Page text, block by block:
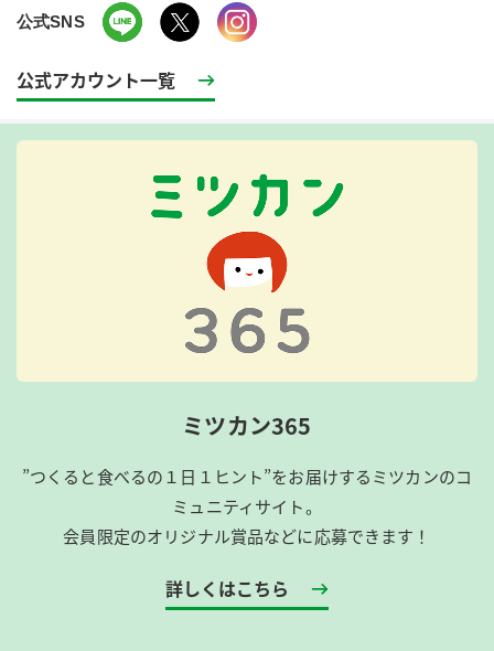
公式SNS
公式アカウント一覧
ミツカン365
”つくると食べるの１日１ヒント”をお届けするミツカンのコ
ミュニティサイト。
会員限定のオリジナル賞品などに応募できます！
詳しくはこちら